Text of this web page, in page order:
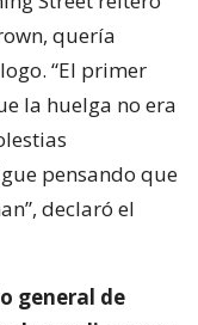
quería
“El primer
la huelga no era
pensando que
declaró el
general de